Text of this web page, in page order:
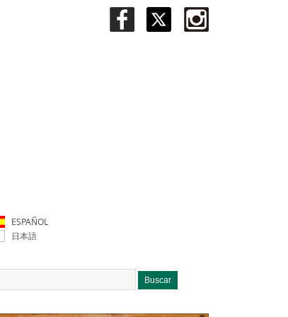
ESPAÑOL
日本語